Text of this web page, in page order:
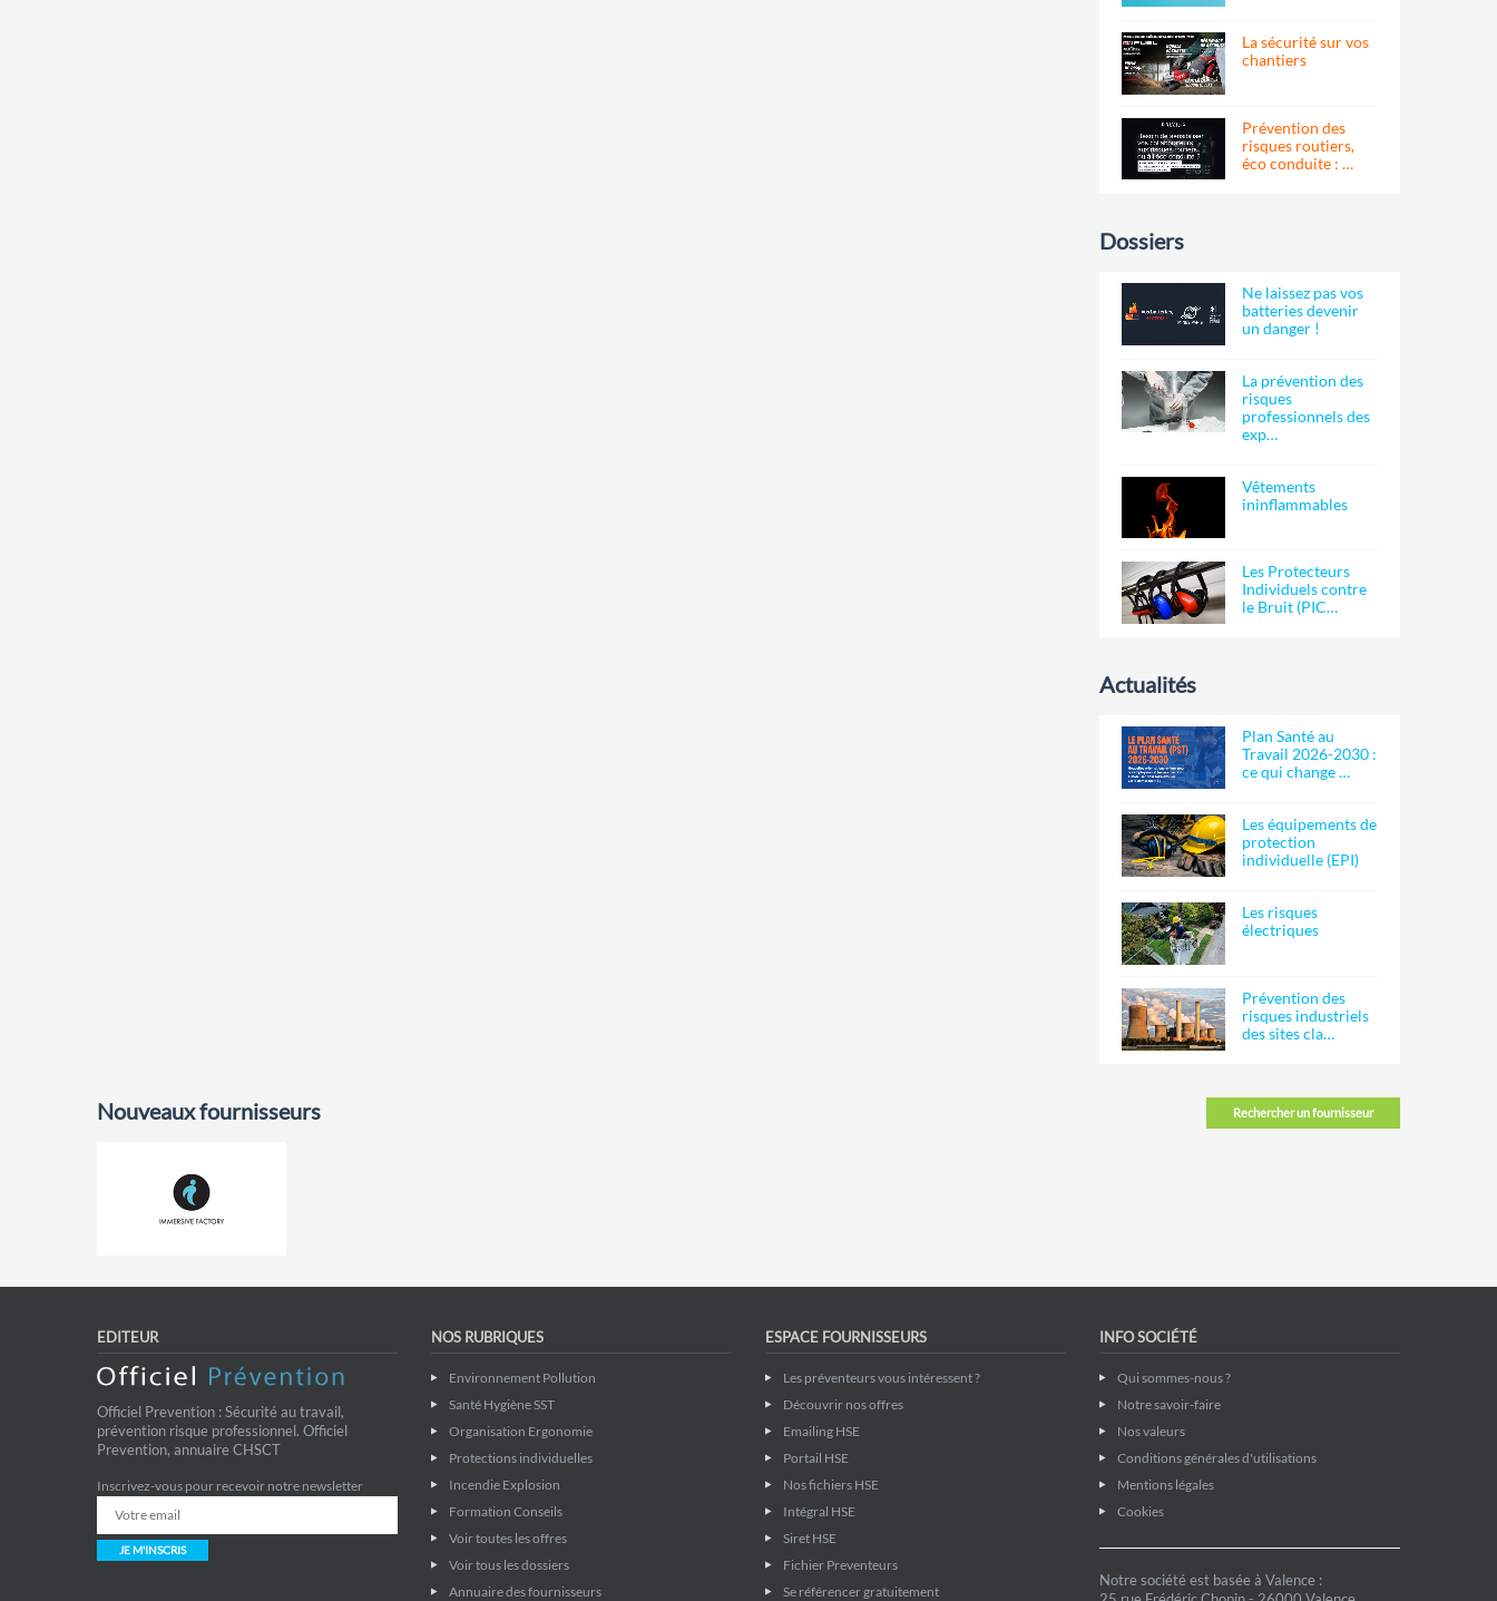
La sécurité sur vos
chantiers
Prévention des
risques routiers,
éco conduite : …
Dossiers
Ne laissez pas vos
batteries devenir
un danger !
La prévention des
risques
professionnels des
exp…
Vêtements
ininflammables
Les Protecteurs
Individuels contre
le Bruit (PIC…
Actualités
Plan Santé au
Travail 2026-2030 :
ce qui change …
Les équipements de
protection
individuelle (EPI)
Les risques
électriques
Prévention des
risques industriels
des sites cla…
Rechercher un fournisseur
Nouveaux fournisseurs
EDITEUR
Officiel Prevention : Sécurité au travail,
prévention risque professionnel. Officiel
Prevention, annuaire CHSCT
Inscrivez-vous pour recevoir notre newsletter
JE M'INSCRIS
NOS RUBRIQUES
Environnement Pollution
Santé Hygiène SST
Organisation Ergonomie
Protections individuelles
Incendie Explosion
Formation Conseils
Voir toutes les offres
Voir tous les dossiers
Annuaire des fournisseurs
ESPACE FOURNISSEURS
Les préventeurs vous intéressent ?
Découvrir nos offres
Emailing HSE
Portail HSE
Nos fichiers HSE
Intégral HSE
Siret HSE
Fichier Preventeurs
Se référencer gratuitement
INFO SOCIÉTÉ
Qui sommes-nous ?
Notre savoir-faire
Nos valeurs
Conditions générales d'utilisations
Mentions légales
Cookies
Notre société est basée à Valence :